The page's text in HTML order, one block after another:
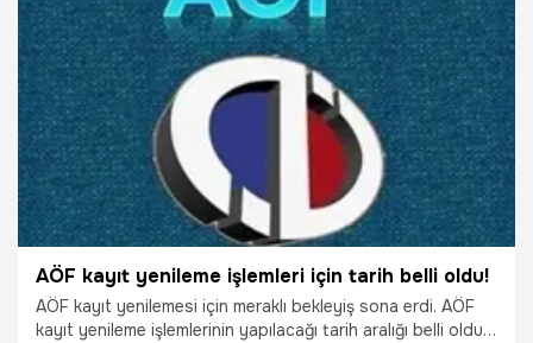
19.09.2018 Gündem
AÖF kayıt yenileme işlemleri için tarih belli oldu!
AÖF kayıt yenilemesi için meraklı bekleyiş sona erdi. AÖF
kayıt yenileme işlemlerinin yapılacağı tarih aralığı belli oldu.